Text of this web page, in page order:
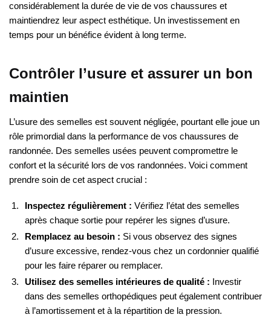
considérablement la durée de vie de vos chaussures et
maintiendrez leur aspect esthétique. Un investissement en
temps pour un bénéfice évident à long terme.
Contrôler l’usure et assurer un bon
maintien
L’usure des semelles est souvent négligée, pourtant elle joue un
rôle primordial dans la performance de vos chaussures de
randonnée. Des semelles usées peuvent compromettre le
confort et la sécurité lors de vos randonnées. Voici comment
prendre soin de cet aspect crucial :
Inspectez régulièrement : Vérifiez l’état des semelles
après chaque sortie pour repérer les signes d’usure.
Remplacez au besoin : Si vous observez des signes
d’usure excessive, rendez-vous chez un cordonnier qualifié
pour les faire réparer ou remplacer.
Utilisez des semelles intérieures de qualité : Investir
dans des semelles orthopédiques peut également contribuer
à l’amortissement et à la répartition de la pression.